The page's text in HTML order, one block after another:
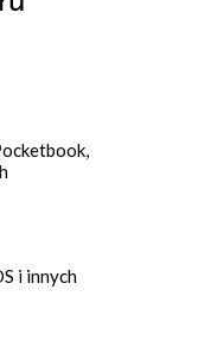
i innych